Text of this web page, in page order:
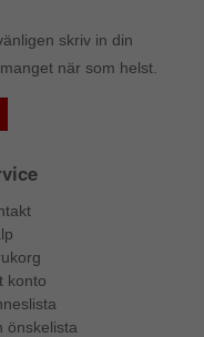
skriv in din
när som helst.
konto
önskelista